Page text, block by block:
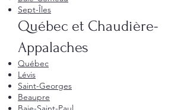
Sept-Îles
Québec et Chaudière-
Appalaches
Québec
Lévis
Saint-Georges
Beaupre